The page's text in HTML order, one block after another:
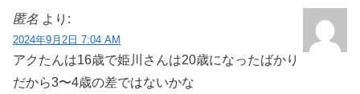
匿名 より:
2024年9月2日 7:04 AM
アクたんは16歳で姫川さんは20歳になったばかり
だから3〜4歳の差ではないかな